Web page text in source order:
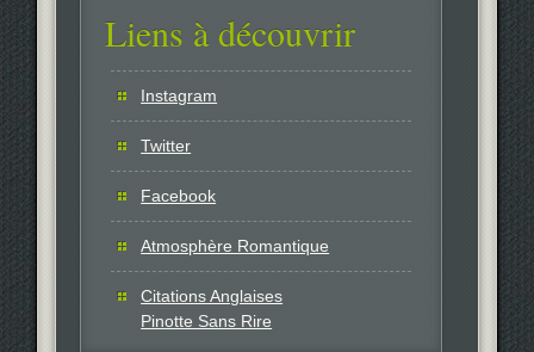
Liens à découvrir
Instagram
Twitter
Facebook
Atmosphère Romantique
Citations Anglaises
Pinotte Sans Rire